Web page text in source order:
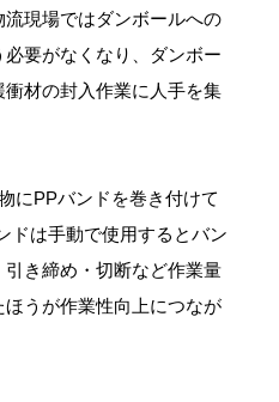
現場ではダンボールへの
要がなくなり、ダンボー
材の封入作業に人手を集
にPPバンドを巻き付けて
ドは手動で使用するとバン
引き締め・切断など作業量
うが作業性向上につなが